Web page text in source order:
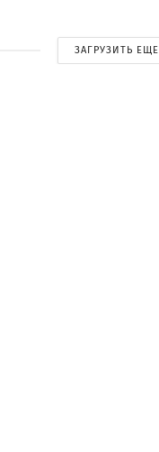
ЗАГРУЗИТЬ ЕЩЕ